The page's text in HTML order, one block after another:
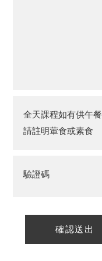
全天課程如有供午餐
請註明葷食或素食
驗證碼
確認送出